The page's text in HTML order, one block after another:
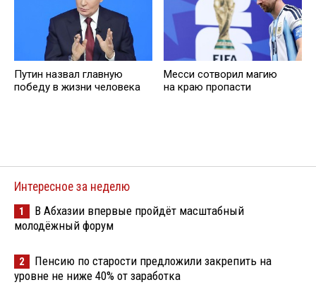
Путин назвал главную
победу в жизни человека
Месси сотворил магию
на краю пропасти
Интересное за неделю
1
В Абхазии впервые пройдёт масштабный
молодёжный форум
2
Пенсию по старости предложили закрепить на
уровне не ниже 40% от заработка